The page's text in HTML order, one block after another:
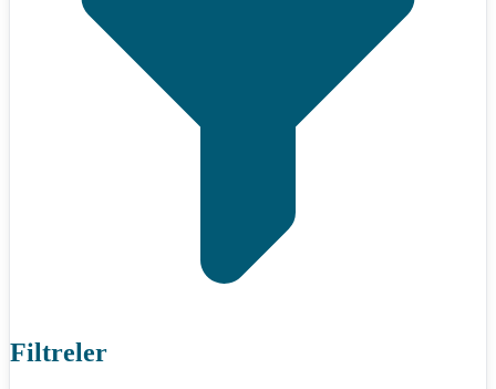
Filtreler